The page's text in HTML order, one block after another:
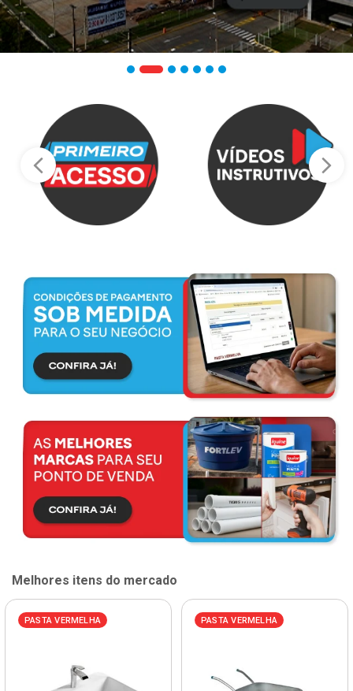
Melhores itens do mercado
PASTA VERMELHA PASTA VERMELHA